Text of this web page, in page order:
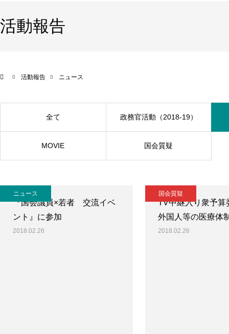
活動報告
活動報告 ニュース
全て 政務官活動（2018-19）
MOVIE 国会質疑
ニュース
『国会議員×若者 交流イベ
ント』に参加
2018.02.26
国会質疑
TV中継入り衆予
外国人等の医療体
2018.02.26